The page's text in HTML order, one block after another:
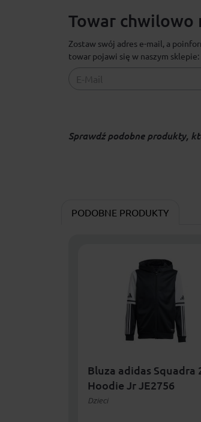
Towar chwilowo
Zostaw swój adres e-mail, a
towar pojawi się w naszym sklepie:
Sprawdź podobne produkty,
PODOBNE PRODUKTY
Bluza adidas Squadra
Hoodie Jr JE2756
Dzieci